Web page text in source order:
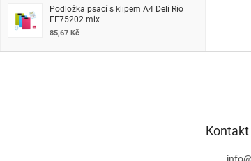
Podložka psací s klipem A4 Deli Rio
EF75202 mix
85,67 Kč
Kontakt